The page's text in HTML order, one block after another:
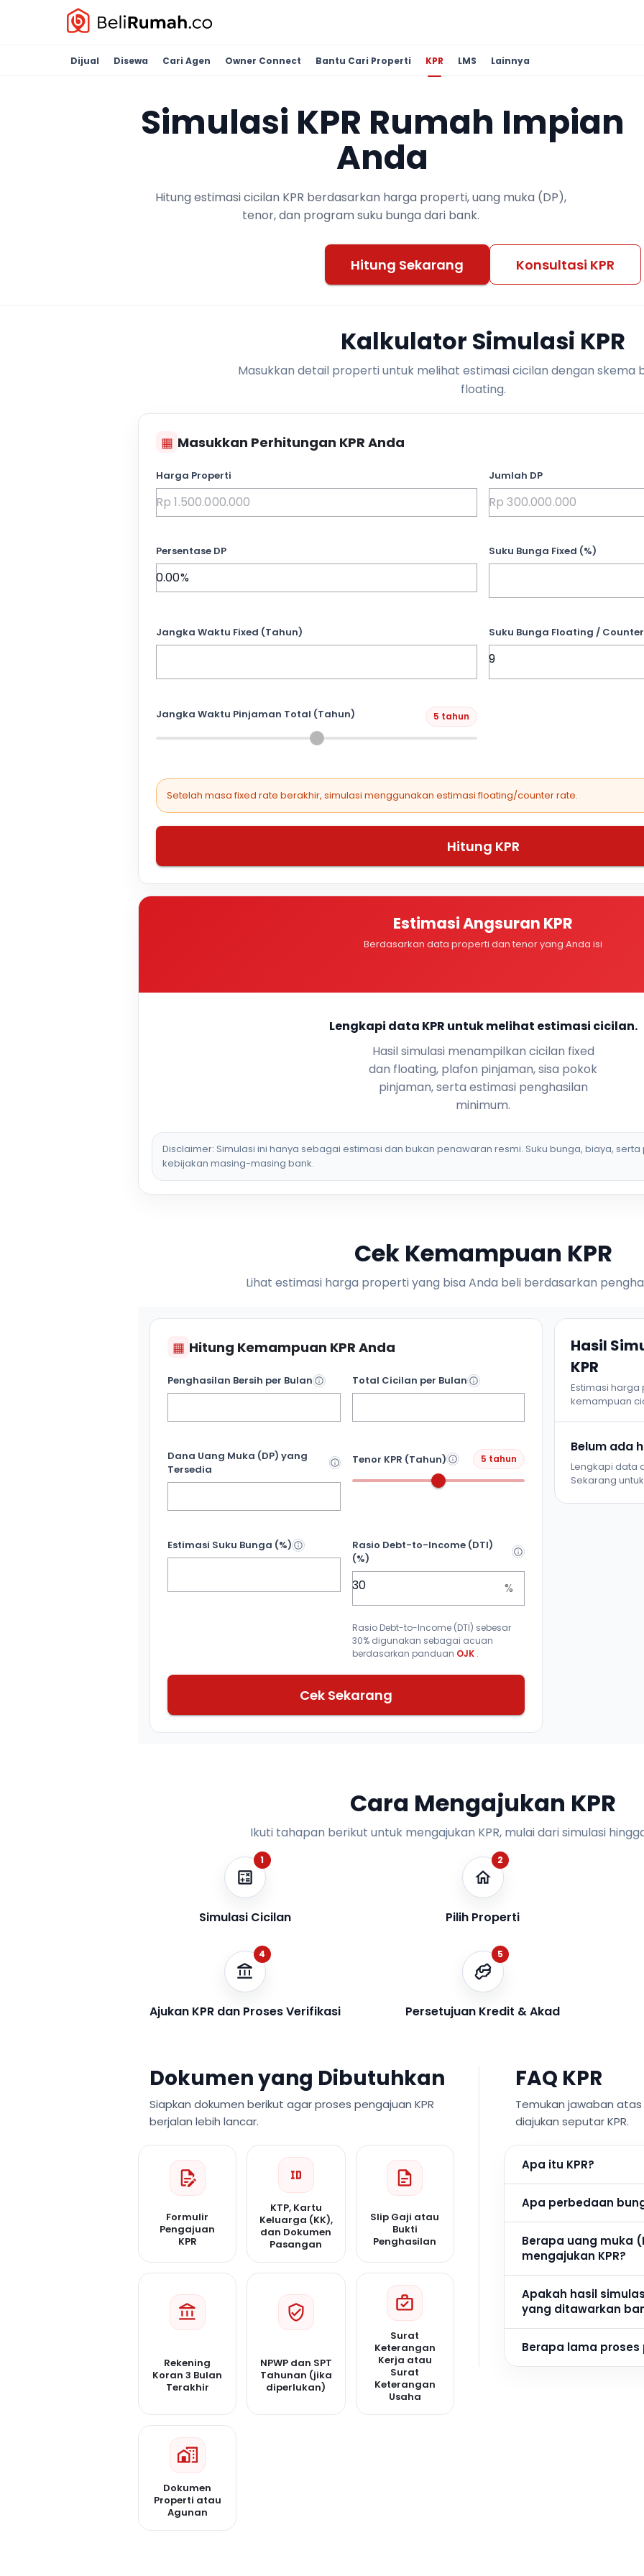
Dijual Disewa Cari Agen Owner Connect Bantu Cari Properti KPR LMS Lainnya
Simulasi KPR Rumah Impian
Anda
Hitung estimasi cicilan KPR berdasarkan harga properti, uang muka (DP),
tenor, dan program suku bunga dari bank.
Hitung Sekarang Konsultasi KPR
Kalkulator Simulasi KPR
Masukkan detail properti untuk melihat estimasi cicilan dengan skema
floating.
▦ Masukkan Perhitungan KPR Anda
Harga Properti Jumlah DP
Persentase DP Suku Bunga Fixed (%)
Jangka Waktu Fixed (Tahun) Suku Bunga Floating /
Jangka Waktu Pinjaman Total (Tahun) 5 tahun
Setelah masa fixed rate berakhir, simulasi menggunakan estimasi floating/counter rate.
Hitung KPR
Estimasi Angsuran KPR
Berdasarkan data properti dan tenor yang Anda isi
Lengkapi data KPR untuk melihat estimasi cicilan.
Hasil simulasi menampilkan cicilan fixed
dan floating, plafon pinjaman, sisa pokok
pinjaman, serta estimasi penghasilan
minimum.
Disclaimer: Simulasi ini hanya sebagai estimasi dan bukan penawaran resmi. Suku bunga, biaya,
kebijakan masing-masing bank.
Cek Kemampuan KPR
Lihat estimasi harga properti yang bisa Anda beli berdasarkan
▦ Hitung Kemampuan KPR Anda
Penghasilan Bersih per Bulan Total Cicilan per Bulan
Dana Uang Muka (DP) yang
Tersedia
Tenor KPR (Tahun) 5 tahun
Estimasi Suku Bunga (%)
Rasio Debt-to-Income (DTI)
(%)
%
Rasio Debt-to-Income (DTI) sebesar
30% digunakan sebagai acuan
berdasarkan panduan OJK .
Cek Sekarang
Hasil
KPR
Estimasi
kemampuan
Belum ada
Lengkapi data
Sekarang
Cara Mengajukan KPR
Ikuti tahapan berikut untuk mengajukan KPR, mulai dari simulasi
1
Simulasi Cicilan
2
Pilih Properti
4
Ajukan KPR dan Proses Verifikasi
5
Persetujuan Kredit & Akad
Dokumen yang Dibutuhkan
Siapkan dokumen berikut agar proses pengajuan KPR
berjalan lebih lancar.
Formulir
Pengajuan
KPR
KTP, Kartu
Keluarga (KK),
dan Dokumen
Pasangan
Slip Gaji atau
Bukti
Penghasilan
Rekening
Koran 3 Bulan
Terakhir
NPWP dan SPT
Tahunan (jika
diperlukan)
Surat
Keterangan
Kerja atau
Surat
Keterangan
Usaha
Dokumen
Properti atau
Agunan
FAQ KPR
Temukan jawaban
diajukan seputar KPR.
Apa itu KPR?
Apa perbedaan
Berapa uang muka
mengajukan KPR?
Apakah hasil
yang ditawarkan
Berapa lama proses